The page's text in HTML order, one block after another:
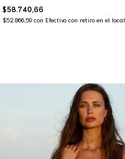
$58.740,66
$52.866,59con Efectivo con retiro en el local